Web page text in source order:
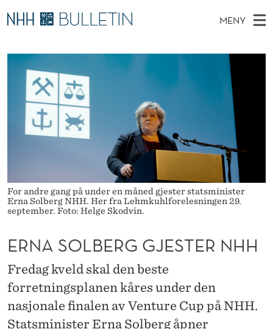
E
R
N
E
R
G
G
J
E
MENY
O
Y
Ø
K Stipendiater og nye forskerprofiler
Disputaser
Ekspertutvalg
Om Bulletin
For andre gang på under en måned gjester statsminister
Erna Solberg NHH. Her fra Lehmkuhlforelesningen 29.
september. Foto: Helge Skodvin.
ERNA SOLBERG GJESTER NHH
Fredag kveld skal den beste
forretningsplanen kåres under den
nasjonale finalen av Venture Cup på NHH.
Statsminister Erna Solberg åpner